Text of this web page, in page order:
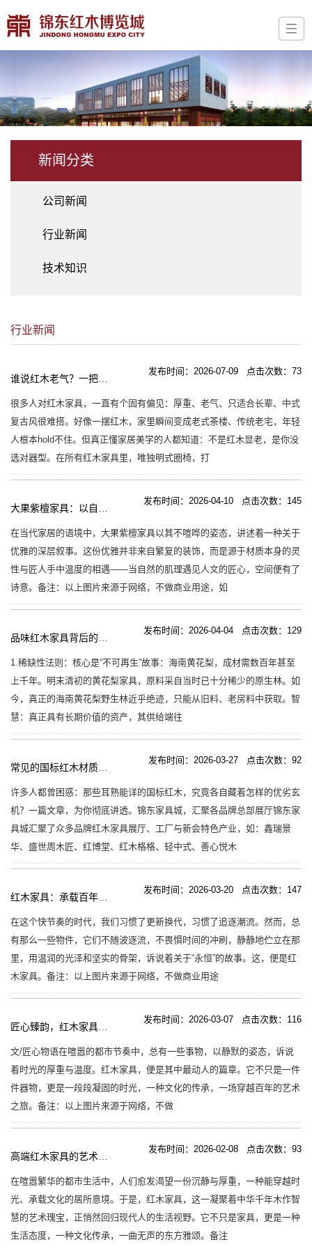
新闻分类
公司新闻
行业新闻
技术知识
行业新闻
很多人对红木家具，一直有个固有偏见：厚重、老气、只适合长辈、中式
复古风很难搭。好像一摆红木，家里瞬间变成老式茶楼、传统老宅，年轻
人根本hold不住。但真正懂家居美学的人都知道：不是红木显老，是你没
选对器型。在所有红木家具里，唯独明式圈椅，打
发布时间：2026-07-09 点击次数：73
在当代家居的语境中，大果紫檀家具以其不喧哗的姿态，讲述着一种关于
优雅的深层叙事。这份优雅并非来自繁复的装饰，而是源于材质本身的灵
性与匠人手中温度的相遇——当自然的肌理遇见人文的匠心，空间便有了
诗意。备注：以上图片来源于网络，不做商业用途，如
发布时间：2026-04-10 点击次数：145
1.稀缺性法则：核心是“不可再生”故事：海南黄花梨，成材需数百年甚至
上千年。明末清初的黄花梨家具，原料采自当时已十分稀少的原生林。如
今，真正的海南黄花梨野生林近乎绝迹，只能从旧料、老房料中获取。智
慧：真正具有长期价值的资产，其供给端往
发布时间：2026-04-04 点击次数：129
许多人都曾困惑：那些耳熟能详的国标红木，究竟各自藏着怎样的优劣玄
机？一篇文章，为你彻底讲透。锦东家具城，汇聚各品牌总部展厅锦东家
具城汇聚了众多品牌红木家具展厅、工厂与新会特色产业，如：鑫瑞景
华、盛世周木匠、红博堂、红木格格、轻中式、善心悦木
发布时间：2026-03-27 点击次数：92
在这个快节奏的时代，我们习惯了更新换代，习惯了追逐潮流。然而，总
有那么一些物件，它们不随波逐流，不畏惧时间的冲刷，静静地伫立在那
里，用温润的光泽和坚实的骨架，诉说着关于“永恒”的故事。这，便是红
木家具。备注：以上图片来源于网络，不做商业用途
发布时间：2026-03-20 点击次数：147
文/匠心物语在喧嚣的都市节奏中，总有一些事物，以静默的姿态，诉说
着时光的厚重与温度。红木家具，便是其中最动人的篇章。它不只是一件
件器物，更是一段段凝固的时光，一种文化的传承，一场穿越百年的艺术
之旅。备注：以上图片来源于网络，不做
发布时间：2026-03-07 点击次数：116
在喧嚣繁华的都市生活中，人们愈发渴望一份沉静与厚重，一种能穿越时
光、承载文化的居所意境。于是，红木家具，这一凝聚着中华千年木作智
慧的艺术瑰宝，正悄然回归现代人的生活视野。它不只是家具，更是一种
生活态度，一种文化传承，一曲无声的东方雅颂。备注
发布时间：2026-02-08 点击次数：93